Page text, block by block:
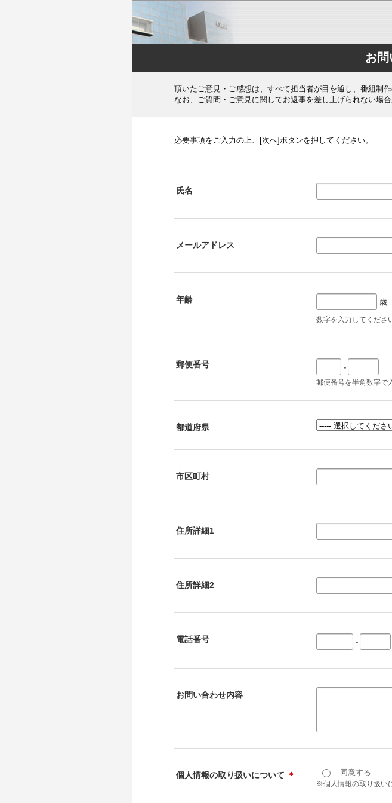
お
頂いたご意見・ご感想は、すべて担当者が目を通し、番組制
なお、ご質問・ご意見に関してお返事を差し上げられない場
必要事項をご入力の上、[次へ]ボタンを押してください。
氏名
メールアドレス
年齢 歳
数字を入力してくださ
郵便番号 -
郵便番号を半角数字で
都道府県
市区町村
住所詳細1
住所詳細2
電話番号 -
お問い合わせ内容
個人情報の取り扱いについて ＊ 同意する
※個人情報の取り扱い